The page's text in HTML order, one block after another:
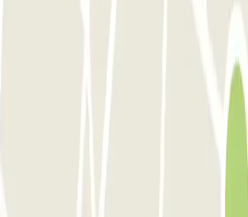
Il traghetto è arrivato in ritardo e ci
terminato l’ orario di apertura. delle
gentilmente aspettato avremmo atteso fino